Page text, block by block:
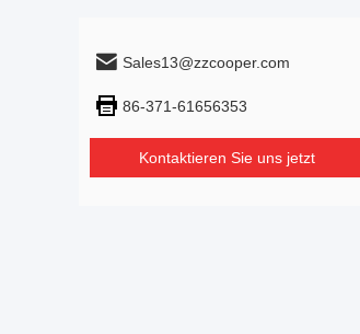
Sales13@zzcooper.com
86-371-61656353
Kontaktieren Sie uns jetzt